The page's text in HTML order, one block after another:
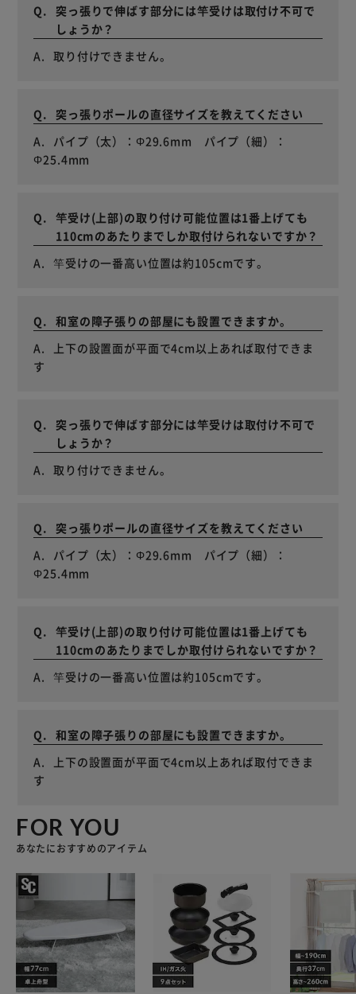
突っ張りで伸ばす部分には竿受けは取付け不可で
しょうか？
取り付けできません。
突っ張りポールの直径サイズを教えてください
パイプ（太）：Φ29.6mm パイプ（細）：
Φ25.4mm
竿受け(上部)の取り付け可能位置は1番上げても
110cmのあたりまでしか取付けられないですか？
竿受けの一番高い位置は約105cmです。
和室の障子張りの部屋にも設置できますか。
上下の設置面が平面で4cm以上あれば取付できま
す
突っ張りで伸ばす部分には竿受けは取付け不可で
しょうか？
取り付けできません。
突っ張りポールの直径サイズを教えてください
パイプ（太）：Φ29.6mm パイプ（細）：
Φ25.4mm
竿受け(上部)の取り付け可能位置は1番上げても
110cmのあたりまでしか取付けられないですか？
竿受けの一番高い位置は約105cmです。
和室の障子張りの部屋にも設置できますか。
上下の設置面が平面で4cm以上あれば取付できま
す
FOR YOU
あなたにおすすめのアイテム